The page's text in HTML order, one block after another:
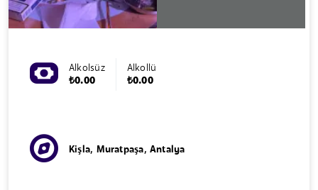
Alkolsüz
₺0.00
Alkollü
₺0.00
Kişla, Muratpaşa, Antalya